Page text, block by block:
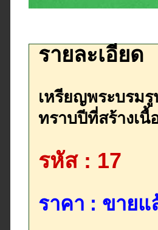
รายละเอียด
เหรียญพระบรม
ทราบปีที่สร้างเ
รหัส : 17
ราคา : ขายแ